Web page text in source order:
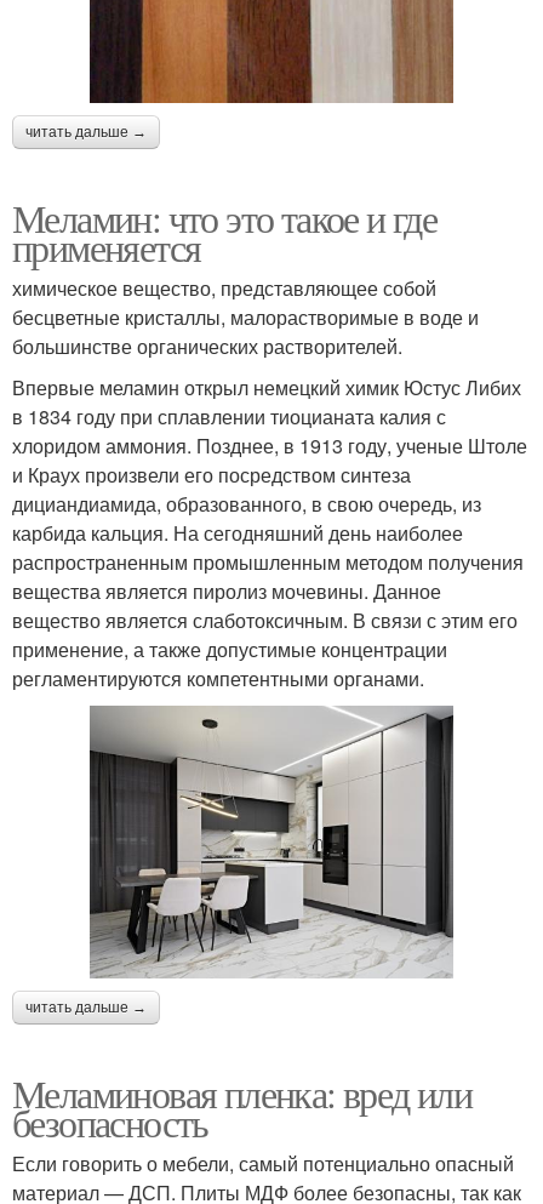
читать дальше →
Меламин: что это такое и где
применяется
химическое вещество, представляющее собой
бесцветные кристаллы, малорастворимые в воде и
большинстве органических растворителей.
Впервые меламин открыл немецкий химик Юстус Либих
в 1834 году при сплавлении тиоцианата калия с
хлоридом аммония. Позднее, в 1913 году, ученые Штоле
и Краух произвели его посредством синтеза
дициандиамида, образованного, в свою очередь, из
карбида кальция. На сегодняшний день наиболее
распространенным промышленным методом получения
вещества является пиролиз мочевины. Данное
вещество является слаботоксичным. В связи с этим его
применение, а также допустимые концентрации
регламентируются компетентными органами.
читать дальше →
Меламиновая пленка: вред или
безопасность
Если говорить о мебели, самый потенциально опасный
материал — ДСП. Плиты МДФ более безопасны, так как